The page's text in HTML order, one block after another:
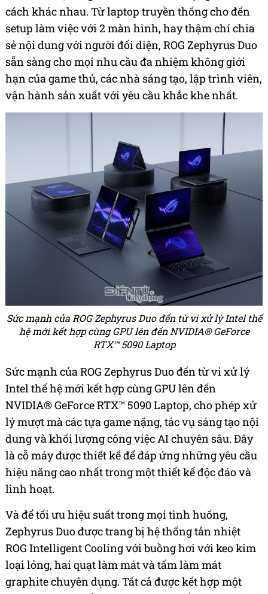
cách khác nhau. Từ laptop truyền thống cho đến
setup làm việc với 2 màn hình, hay thậm chí chia
sẻ nội dung với người đối diện, ROG Zephyrus Duo
sẵn sàng cho mọi nhu cầu đa nhiệm không giới
hạn của game thủ, các nhà sáng tạo, lập trình viên,
vận hành sản xuất với yêu cầu khắc khe nhất.
Sức mạnh của ROG Zephyrus Duo đến từ vi xử lý Intel thế
hệ mới kết hợp cùng GPU lên đến NVIDIA® GeForce
RTX™ 5090 Laptop
Sức mạnh của ROG Zephyrus Duo đến từ vi xử lý
Intel thế hệ mới kết hợp cùng GPU lên đến
NVIDIA® GeForce RTX™ 5090 Laptop, cho phép xử
lý mượt mà các tựa game nặng, tác vụ sáng tạo nội
dung và khối lượng công việc AI chuyên sâu. Đây
là cỗ máy được thiết kế để đáp ứng những yêu cầu
hiệu năng cao nhất trong một thiết kế độc đáo và
linh hoạt.
Và để tối ưu hiệu suất trong mọi tình huống,
Zephyrus Duo được trang bị hệ thống tản nhiệt
ROG Intelligent Cooling với buồng hơi với keo kim
loại lỏng, hai quạt làm mát và tấm làm mát
graphite chuyên dụng. Tất cả được kết hợp một